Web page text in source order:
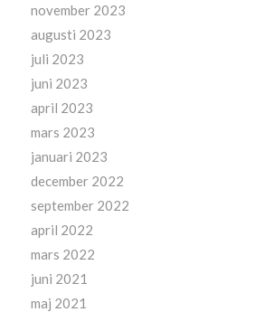
november 2023
augusti 2023
juli 2023
juni 2023
april 2023
mars 2023
januari 2023
december 2022
september 2022
april 2022
mars 2022
juni 2021
maj 2021